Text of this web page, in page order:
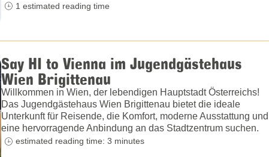
1 estimated reading time
Say HI to Vienna im Jugendgästehaus
Wien Brigittenau
Willkommen in Wien, der lebendigen Hauptstadt Österreichs!
Das Jugendgästehaus Wien Brigittenau bietet die ideale
Unterkunft für Reisende, die Komfort, moderne Ausstattung und
eine hervorragende Anbindung an das Stadtzentrum suchen.
estimated reading time: 3 minutes